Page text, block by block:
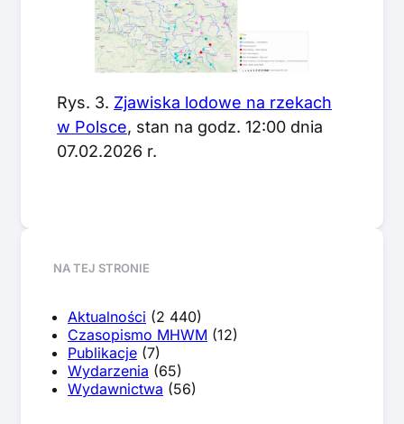
Rys. 3. Zjawiska lodowe na rzekach
w Polsce, stan na godz. 12:00 dnia
07.02.2026 r.
NA TEJ STRONIE
Aktualności (2 440)
Czasopismo MHWM (12)
Publikacje (7)
Wydarzenia (65)
Wydawnictwa (56)